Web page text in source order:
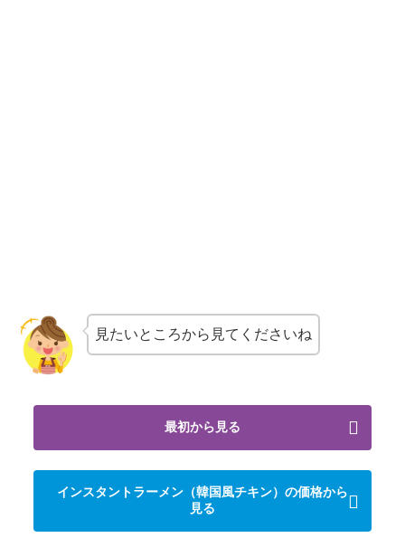
見たいところから見てくださいね
最初から見る
インスタントラーメン（韓国風チキン）の価格から
見る